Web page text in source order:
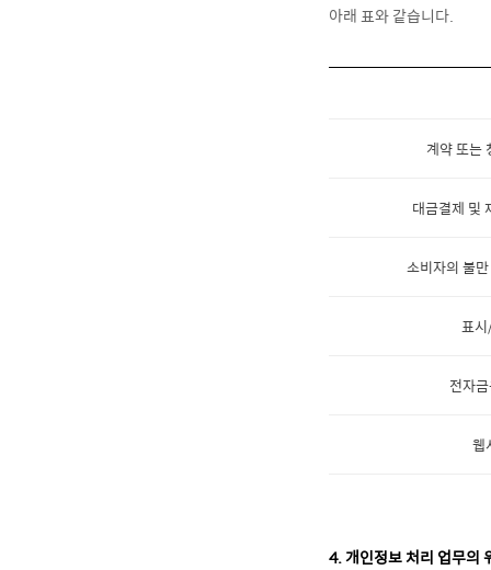
계약 또는
대금결제 및
소비자의 불
표
전자
웹
4. 개인정보 처리 업무의